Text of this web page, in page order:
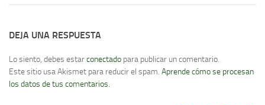
DEJA UNA RESPUESTA
Lo siento, debes estarconectado para publicar un comentario.
Este sitio usa Akismet para reducir el spam. Aprende cómo se procesan
los datos de tus comentarios.